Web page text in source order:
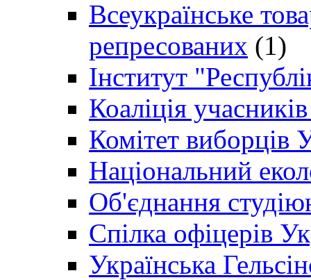
Всеукраїнське
репресованих (1)
Інститут
Коаліція
Комітет виборців
Національний
Об'єднання
Спілка офіцерів
Українська